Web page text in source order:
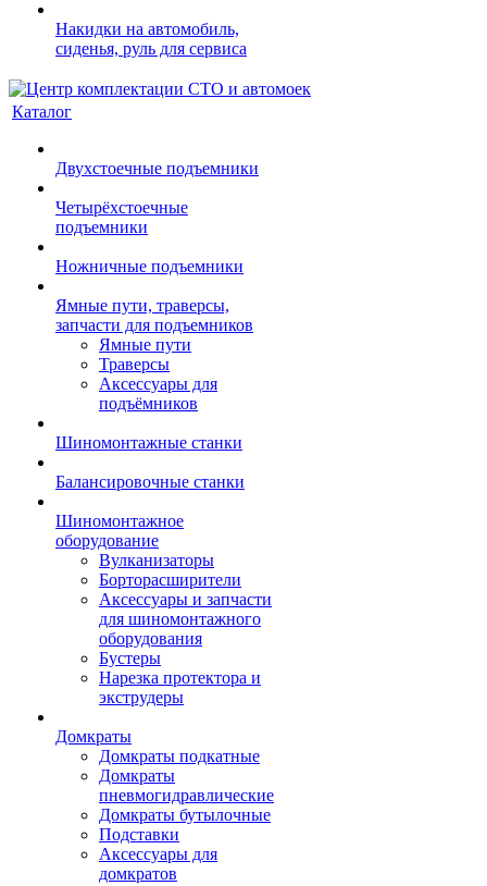
Накидки на автомобиль,
сиденья, руль для сервиса
Каталог
Двухстоечные подъемники
Четырёхстоечные
подъемники
Ножничные подъемники
Ямные пути, траверсы,
запчасти для подъемников
Ямные пути
Траверсы
Аксессуары для
подъёмников
Шиномонтажные станки
Балансировочные станки
Шиномонтажное
оборудование
Вулканизаторы
Борторасширители
Аксессуары и запчасти
для шиномонтажного
оборудования
Бустеры
Нарезка протектора и
экструдеры
Домкраты
Домкраты подкатные
Домкраты
пневмогидравлические
Домкраты бутылочные
Подставки
Аксессуары для
домкратов